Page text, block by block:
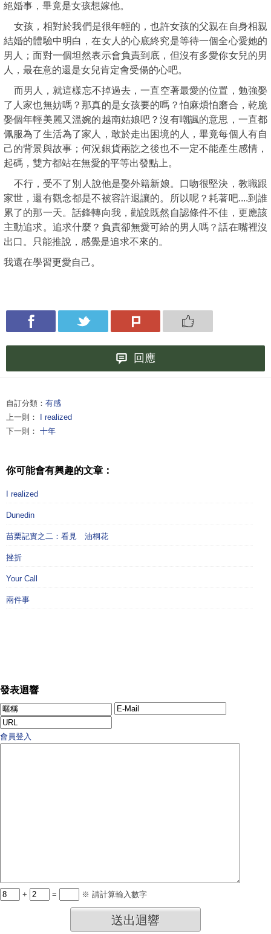
絕婚事，畢竟是女孩想嫁他。
女孩，相對於我們是很年輕的，也許女孩的父親在自身相親
結婚的體驗中明白，在女人的心底終究是等待一個全心愛她的
男人；面對一個坦然表示會負責到底，但沒有多愛你女兒的男
人，最在意的還是女兒肯定會受偒的心吧。
而男人，就這樣忘不掉過去，一直空著最愛的位置，勉強娶
了人家也無妨嗎？那真的是女孩要的嗎？怕麻煩怕磨合，乾脆
娶個年輕美麗又溫婉的越南姑娘吧？沒有嘲諷的意思，一直都
佩服為了生活為了家人，敢於走出困境的人，畢竟每個人有自
己的背景與故事；何況銀貨兩訖之後也不一定不能產生感情，
起碼，雙方都站在無愛的平等出發點上。
不行，受不了別人說他是娶外籍新娘。口吻很堅決，教職跟
家世，還有觀念都是不被容許退讓的。所以呢？耗著吧....到誰
累了的那一天。話鋒轉向我，勸說既然自認條件不佳，更應該
主動追求。追求什麼？負責卻無愛可給的男人嗎？話在嘴裡沒
出口。只能推說，感覺是追求不來的。
我還在學習更愛自己。
回應
自訂分類： 有感
上一則：
I realized
下一則： 十年
你可能會有興趣的文章：
I realized
Dunedin
苗栗記實之二：看見 油桐花
挫折
Your Call
兩件事
發表迴響
會員登入
+ = ※ 請計算輸入數字
送出迴響